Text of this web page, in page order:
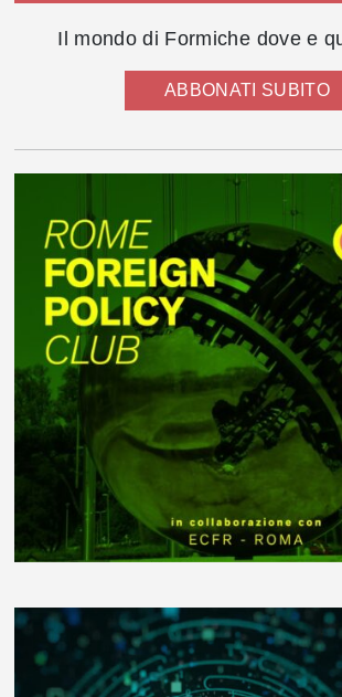
Il mondo di Formiche dove e
ABBONATI SUBITO